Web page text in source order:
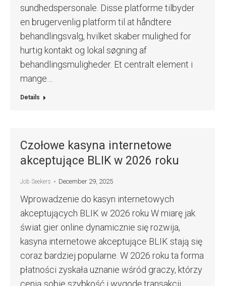
sundhedspersonale. Disse platforme tilbyder
en brugervenlig platform til at håndtere
behandlingsvalg, hvilket skaber mulighed for
hurtig kontakt og lokal søgning af
behandlingsmuligheder. Et centralt element i
mange…
Details
Czołowe kasyna internetowe
akceptujące BLIK w 2026 roku
Job Seekers December 29, 2025
Wprowadzenie do kasyn internetowych
akceptujących BLIK w 2026 roku W miarę jak
świat gier online dynamicznie się rozwija,
kasyna internetowe akceptujące BLIK stają się
coraz bardziej popularne. W 2026 roku ta forma
płatności zyskała uznanie wśród graczy, którzy